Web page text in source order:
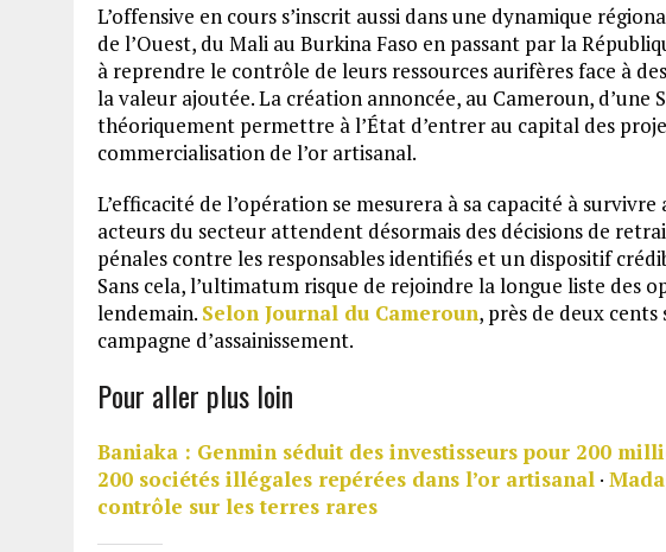
L’offensive en cours s’inscrit aussi dans une dynamique
de l’Ouest, du Mali au Burkina Faso en passant par la
à reprendre le contrôle de leurs ressources aurifères face à
la valeur ajoutée. La création annoncée, au Cameroun, d’une
théoriquement permettre à l’État d’entrer au capital des
commercialisation de l’or artisanal.
L’efficacité de l’opération se mesurera à sa capacité à
acteurs du secteur attendent désormais des décisions de
pénales contre les responsables identifiés et un dispositif
Sans cela, l’ultimatum risque de rejoindre la longue liste des
lendemain. Selon Journal du Cameroun, près de deux
campagne d’assainissement.
Pour aller plus loin
Baniaka : Genmin séduit des investisseurs pour 200
200 sociétés illégales repérées dans l’or artisanal ·
contrôle sur les terres rares